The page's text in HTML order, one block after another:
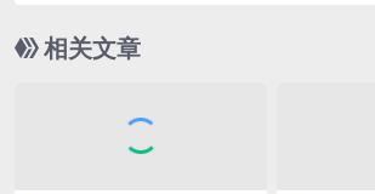
相关文章